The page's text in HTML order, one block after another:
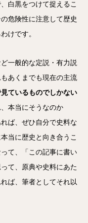
白黒をつけて捉えるこ
危険性に注意して歴史
けです。
一般的な定説・有力説
あくまでも現在の主流
ているものでしかない
本当にそうなのか
ば、ぜひ自分で史料な
当に歴史と向き合うこ
て、「この記事に書い
て、原典や史料にあた
ば、筆者としてそれ以